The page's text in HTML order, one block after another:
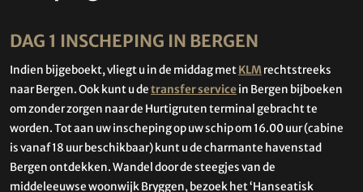
DAG 1 INSCHEPING IN BERGEN
Indien bijgeboekt, vliegt u in de middag metKLMrechtstreeks
naar Bergen. Ook kunt u detransfer servicein Bergen bijboeken
om zonder zorgen naar de Hurtigruten terminal gebracht te
worden. Tot aan uw inscheping op uw schip om 16.00 uur (cabine
is vanaf 18 uur beschikbaar) kunt u de charmante havenstad
Bergen ontdekken. Wandel door de steegjes van de
middeleeuwse woonwijk Bryggen, bezoek het ‘Hanseatisk